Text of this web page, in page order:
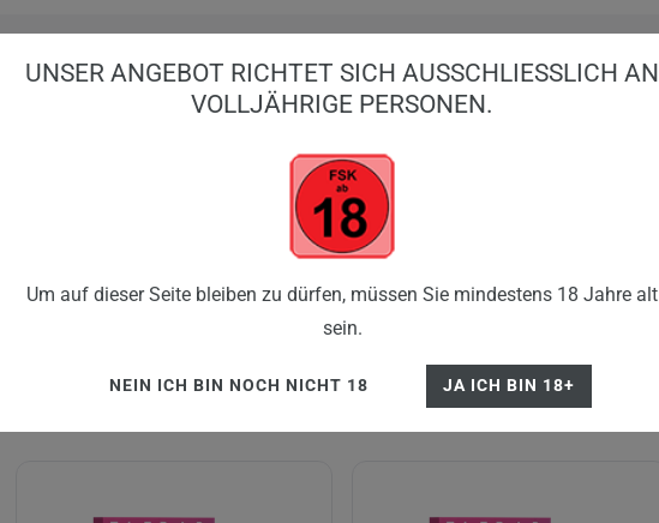
ELFBAR ELFX Pro
UNSER ANGEBOT RICHTET SICH AUSSCHLIESSLICH AN V
OLLJÄHRIGE PERSONEN.
Um auf dieser Seite bleiben zu dürfen, müssen Sie mindestens 18 Jahre alt
sein.
NEIN ICH BIN NOCH NICHT 18 JA ICH BIN 18+